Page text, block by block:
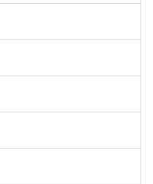
9700元）
更：1186美元（人民币8300